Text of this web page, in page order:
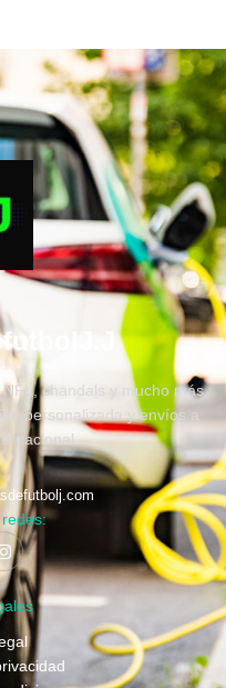
chandals y mucho más
personalizada y envíos a